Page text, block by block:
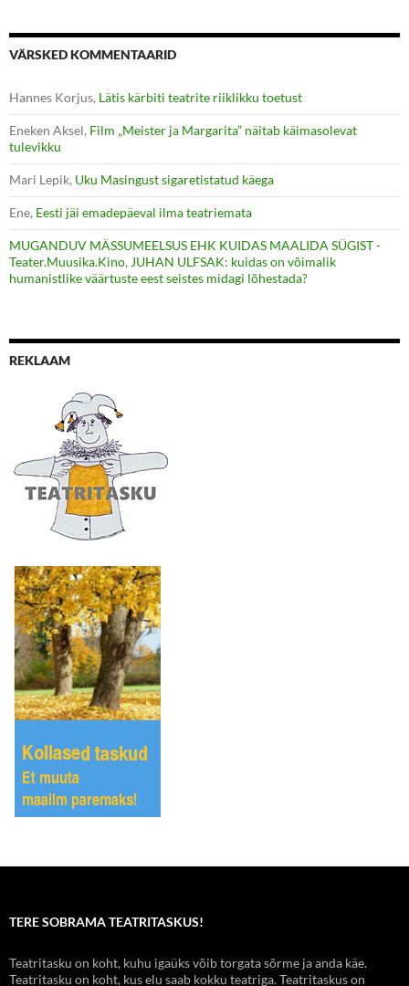
VÄRSKED KOMMENTAARID
Hannes Korjus, Lätis kärbiti teatrite riiklikku toetust
Eneken Aksel, Film „Meister ja Margarita” näitab käimasolevat
tulevikku
Mari Lepik, Uku Masingust sigaretistatud käega
Ene, Eesti jäi emadepäeval ilma teatriemata
MUGANDUV MÄSSUMEELSUS EHK KUIDAS MAALIDA SÜGIST -
Teater.Muusika.Kino, JUHAN ULFSAK: kuidas on võimalik
humanistlike väärtuste eest seistes midagi lõhestada?
REKLAAM
TERE SOBRAMA TEATRITASKUS!
Teatritasku on koht, kuhu igaüks võib torgata sõrme ja anda käe.
Teatritasku on koht, kus elu saab kokku teatriga. Teatritaskus on